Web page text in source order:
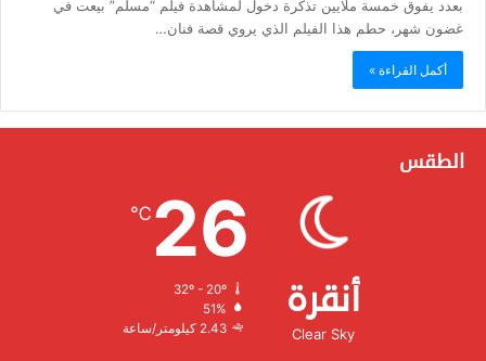
بعدد يفوق خمسة ملايين تذكرة دخول لمشاهدة فيلم “مسلم” بيعت في
غضون شهر، حطم هذا الفيلم الذي يروي قصة فنان…
أكمل القراءة »
الطقس
أنقرة
Clear Sky
26
℃
32º - 20º
الرطوبة:
الرياح:2.43 كيلومتر/ساعة